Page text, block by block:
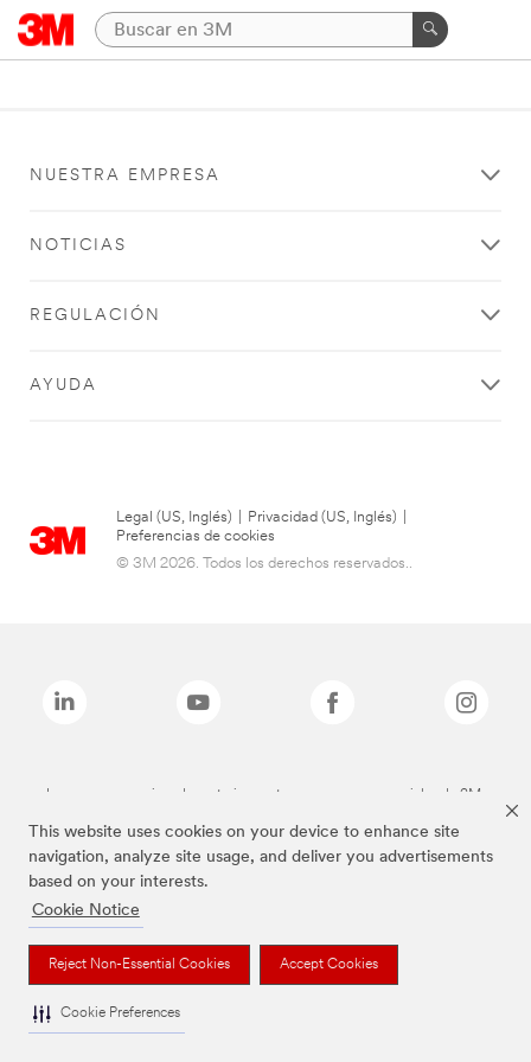
This website uses cookies on your device to enhance site
navigation, analyze site usage, and deliver you advertisements
based on your interests.
Cookie Notice
Reject Non-Essential Cookies Accept Cookies
Cookie Preferences
NUESTRA EMPRESA
NOTICIAS
REGULACIÓN
AYUDA
Legal (US, Inglés) Privacidad (US, Inglés)
Preferencias de cookies
© 3M 2026. Todos los derechos reservados..
Las marcas mencionadas anteriormente son marcas comerciales de 3M.